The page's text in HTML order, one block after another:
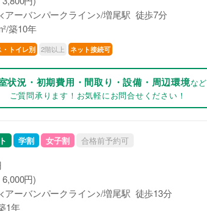
アーバンパークライン>/増尾駅 徒歩7分
築10年
・トイレ別 2階以上 ネット接続可
状況・初期費用・間取り・設備・周辺環境など
ご質問承ります！お気軽にお問合せください！
学割 女子割 合格前予約可
円)
アーバンパークライン>/増尾駅 徒歩13分
1年